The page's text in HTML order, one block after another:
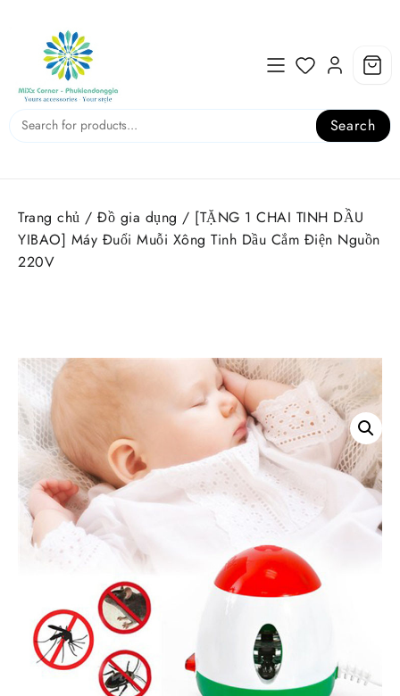
content
Search
Trang chủ / Đồ gia dụng / [TẶNG 1 CHAI TINH DẦU
YIBAO] Máy Đuổi Muỗi Xông Tinh Dầu Cắm Điện Nguồn
220V